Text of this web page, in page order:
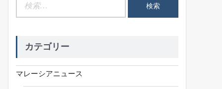
カテゴリー
マレーシアニュース